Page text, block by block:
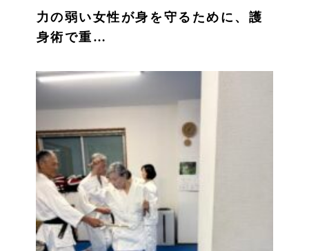
力の弱い女性が身を守るために、護
身術で重…